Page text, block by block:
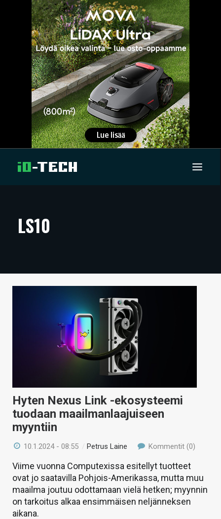
ARTIKKELIT
TECHBBS
HAKU
LS10
Hyten Nexus Link -ekosysteemi
tuodaan maailmanlaajuiseen
myyntiin
10.1.2024 - 08:55 /Petrus Laine Kommentit (0)
Viime vuonna Computexissa esitellyt tuotteet
ovat jo saatavilla Pohjois-Amerikassa, mutta muu
maailma joutuu odottamaan vielä hetken; myynnin
on tarkoitus alkaa ensimmäisen neljänneksen
aikana.